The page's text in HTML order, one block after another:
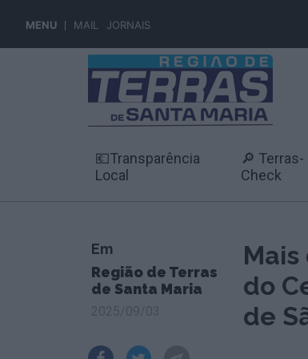
MENU MAIL JORNAIS
💶Transparência
Local
🔎 Terras-
Check
Em
Região de Terras
de Santa Maria
do
de